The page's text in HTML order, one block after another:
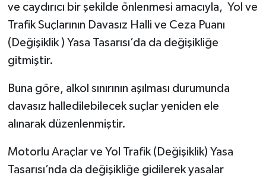
ve caydırıcı bir şekilde önlenmesi amacıyla, Yol ve
Trafik Suçlarının Davasız Halli ve Ceza Puanı
(Değişiklik ) Yasa Tasarısı’da da değişikliğe
gitmiştir.
Buna göre, alkol sınırının aşılması durumunda
davasız halledilebilecek suçlar yeniden ele
alınarak düzenlenmiştir.
Motorlu Araçlar ve Yol Trafik (Değişiklik) Yasa
Tasarısı’nda da değişikliğe gidilerek yasalar